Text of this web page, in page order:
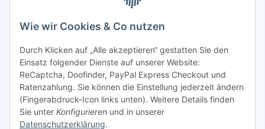
Bitte sendet mir entsprechend eurer
regelmäßig Infos zu euren Aktionen per E-Mail zu.
Abonnieren
Spamschutz aktiv
Gesetzliche Informationen
Wie wir Cookies & Co nutzen
Durch Klicken auf „Alle akzeptieren“ gestatten Sie den
Einsatz folgender Dienste auf unserer Website:
ReCaptcha, Doofinder, PayPal Express Checkout und
Ratenzahlung. Sie können die Einstellung jederzeit ändern
(Fingerabdruck-Icon links unten). Weitere Details finden
Sie unter Konfigurieren und in unserer
Datenschutzerklärung.